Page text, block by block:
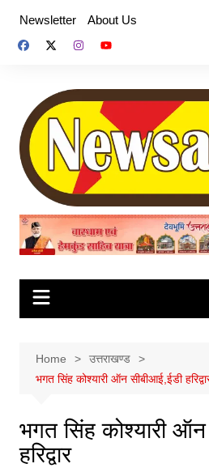
content
Newsletter About Us
Home
उत्तराखण्ड
भगत सिंह कोश्यारी ऑन सीबीआई,ईडी
भगत सिंह कोश्यारी
हरिद्वार